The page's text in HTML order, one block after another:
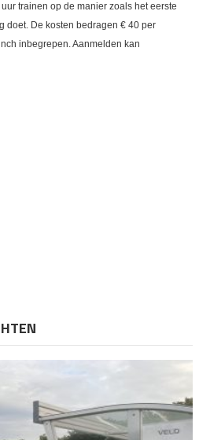
trainen op de manier zoals het eerste
doet. De kosten bedragen € 40 per
inbegrepen. Aanmelden kan